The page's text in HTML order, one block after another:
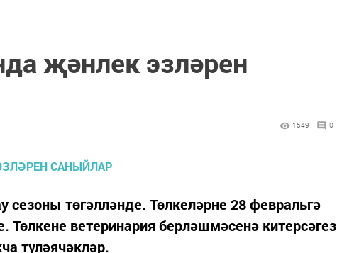
җәнлек эзләрен
1549 0
сезоны төгәлләнде. Төлкеләрне 28 февральгә
Төлкене ветеринария берләшмәсенә китерсәгез
түләячәкләр.